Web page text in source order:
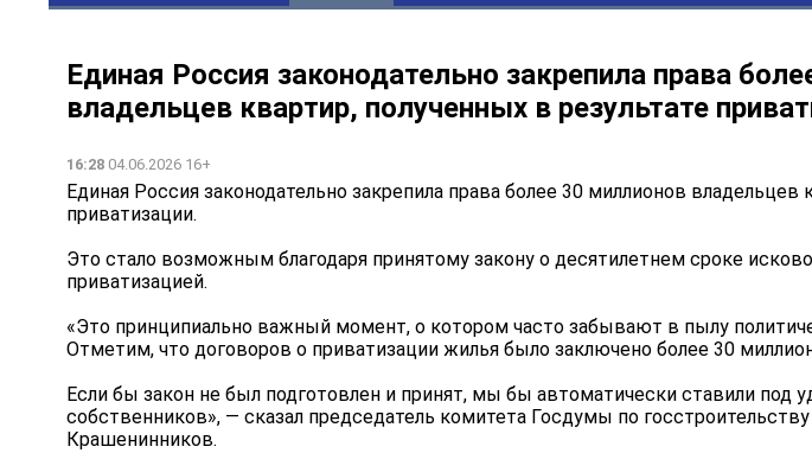
Единая Россия законодательно закрепила права
владельцев квартир, полученных в результате
16:28 04.06.2026 16+
Единая Россия законодательно закрепила права более 30 миллионов владельцев
приватизации.
Это стало возможным благодаря принятому закону о десятилетнем сроке
приватизацией.
«Это принципиально важный момент, о котором часто забывают в пылу
Отметим, что договоров о приватизации жилья было заключено более 30
Если бы закон не был подготовлен и принят, мы бы автоматически ставили под
собственников», — сказал председатель комитета Госдумы по
Крашенинников.